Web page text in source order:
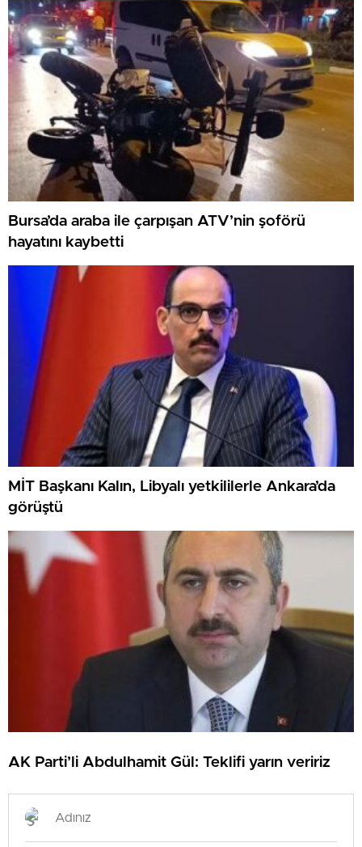
Bursa’da araba ile çarpışan ATV’nin şoförü
hayatını kaybetti
MİT Başkanı Kalın, Libyalı yetkililerle Ankara’da
görüştü
AK Parti’li Abdulhamit Gül: Teklifi yarın veririz